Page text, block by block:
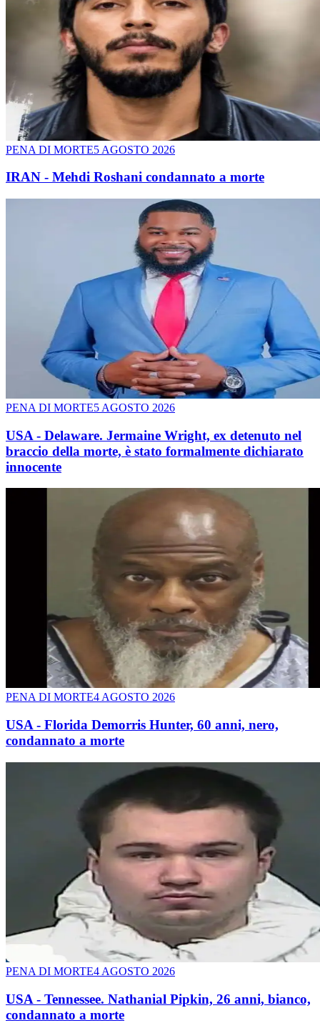
PENA DI MORTE5 AGOSTO 2026
IRAN - Mehdi Roshani condannato a morte
PENA DI MORTE5 AGOSTO 2026
USA - Delaware. Jermaine Wright, ex detenuto nel
braccio della morte, è stato formalmente dichiarato
innocente
PENA DI MORTE4 AGOSTO 2026
USA - Florida Demorris Hunter, 60 anni, nero,
condannato a morte
PENA DI MORTE4 AGOSTO 2026
USA - Tennessee. Nathanial Pipkin, 26 anni, bianco,
condannato a morte